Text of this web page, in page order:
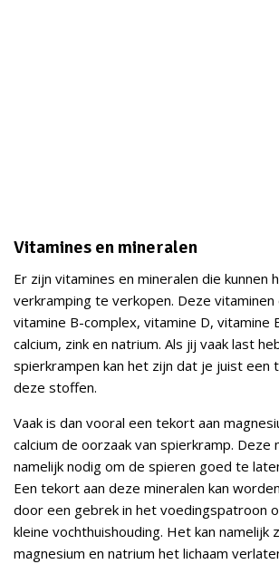
Vitamines en mineralen
Er zijn vitamines en mineralen die kunnen
verkramping te verkopen. Deze vitaminen
vitamine B-complex, vitamine D, vitamine
calcium, zink en natrium. Als jij vaak last
spierkrampen kan het zijn dat je juist een
deze stoffen.
Vaak is dan vooral een tekort aan
calcium de oorzaak van spierkramp. Deze
namelijk nodig om de spieren goed te
Een tekort aan deze mineralen kan
door een gebrek in het voedingspatroon
kleine vochthuishouding. Het kan namelijk
magnesium en natrium het lichaam